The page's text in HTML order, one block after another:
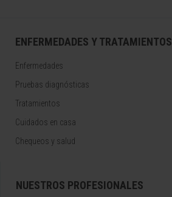
ENFERMEDADES Y TRATAMIENTOS
Enfermedades
Pruebas diagnósticas
Tratamientos
Cuidados en casa
Chequeos y salud
NUESTROS PROFESIONALES